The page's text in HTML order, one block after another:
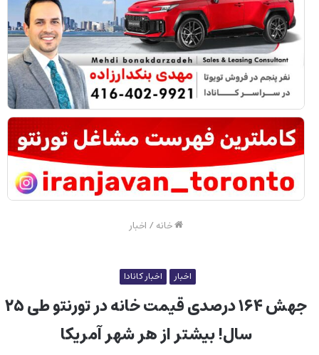
خانه/ اخبار
اخبار اخبار کانادا
جهش ۱۶۴ درصدی قیمت خانه در تورنتو طی ۲۵
سال! بیشتر از هر شهر آمریکا